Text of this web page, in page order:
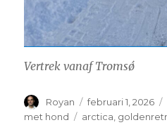
Vertrek vanaf Tromsǿ
Auteur
Royan
Geplaatst
op
februari 1, 2026
met hond
Tags
arctica,